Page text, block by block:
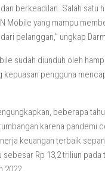
berkeadilan. Salah satu
Mobile yang mampu
pelanggan,” ungkap
sudah diunduh oleh
kepuasan pengguna
beberapa
karena pandemi
keuangan terbaik
Rp 13,2 triliun pada